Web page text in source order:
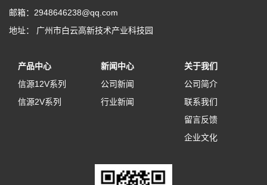
邮箱：2948646238@qq.com
地址： 广州市白云高新技术产业科技园
产品中心
信源12V系列
信源2V系列
新闻中心
公司新闻
行业新闻
关于我们
公司简介
联系我们
留言反馈
企业文化